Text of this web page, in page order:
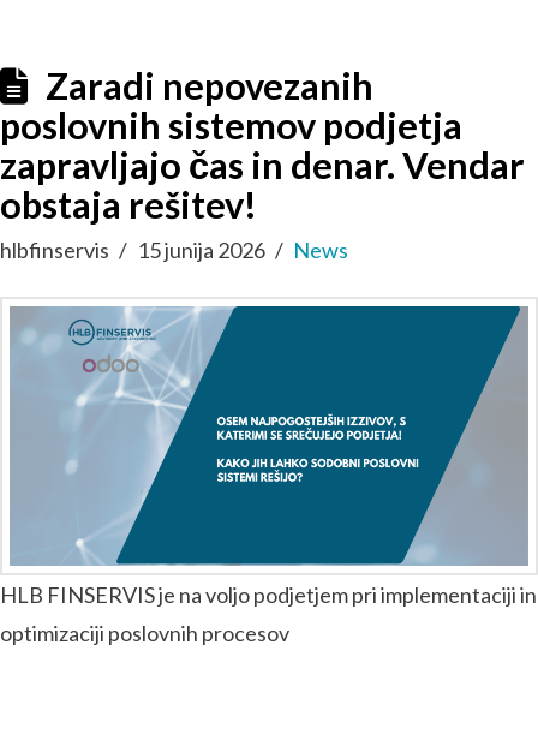
Zaradi nepovezanih
poslovnih sistemov podjetja
zapravljajo čas in denar. Vendar
obstaja rešitev!
hlbfinservis 15 junija 2026 News
HLB FINSERVIS je na voljo podjetjem pri implementaciji in
optimizaciji poslovnih procesov